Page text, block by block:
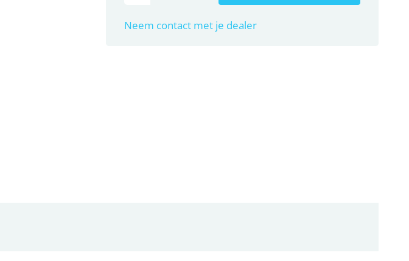
Neem contact met je dealer